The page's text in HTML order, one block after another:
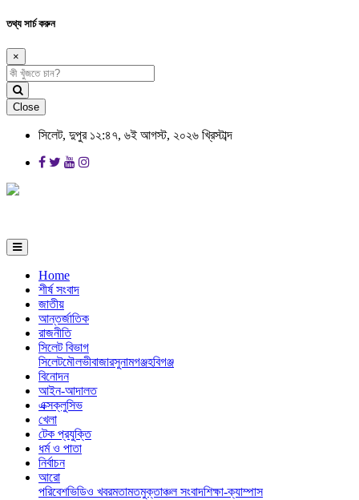
তথ্য সার্চ করুন
×
Close
সিলেট, দুপুর ১২:৪৭, ৬ই আগস্ট, ২০২৬ খ্রিস্টাব্দ
Home
শীর্ষ সংবাদ
জাতীয়
আন্তর্জাতিক
রাজনীতি
সিলেট বিভাগ
সিলেটমৌলভীবাজারসুনামগঞ্জহবিগঞ্জ
বিনোদন
আইন-আদালত
এক্সক্লুসিভ
খেলা
টেক প্রযুক্তি
ধর্ম ও পাতা
নির্বাচন
আরো
পরিবেশভিডিও খবরমতামতমুক্তাঞ্চল সংবাদশিক্ষা-ক্যাম্পাস